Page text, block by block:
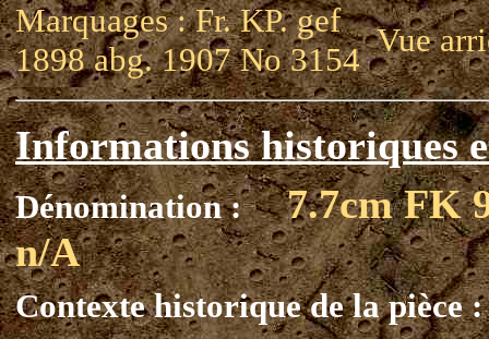
Marquages : Fr. KP. gef
1898 abg. 1907 No 3154
Vue
Informations historiques
Dénomination :
7.7cm FK
n/A
Contexte historique de la pièce :